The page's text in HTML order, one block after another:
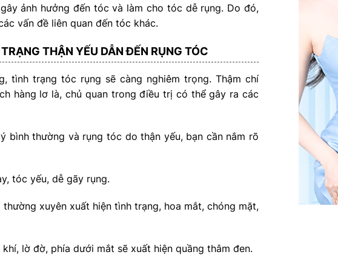
ảnh hưởng đến tóc và làm cho tóc dễ rụng. Do đó,
vấn đề liên quan đến tóc khác.
THẬN YẾU DẪN ĐẾN RỤNG TÓC
tình trạng tóc rụng sẽ càng nghiêm trọng. Thậm chí
hàng lơ là, chủ quan trong điều trị có thể gây ra các
bình thường và rụng tóc do thận yếu, bạn cần nắm rõ
tóc yếu, dễ gãy rụng.
xuyên xuất hiện tình trạng, hoa mắt, chóng mặt,
khí, lờ đờ, phía dưới mắt sẽ xuất hiện quầng thâm đen.